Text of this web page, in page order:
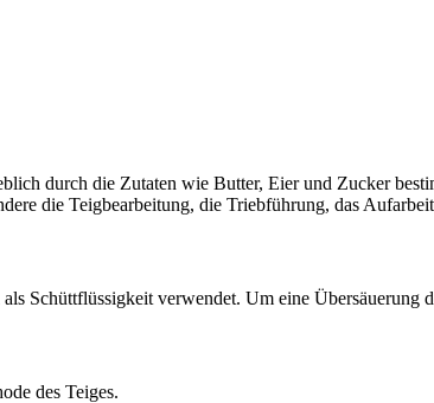
durch die Zutaten wie Butter, Eier und Zucker
die Teigbearbeitung, die Triebführung, das
Schüttflüssigkeit verwendet. Um eine Übersäuerung
des Teiges.